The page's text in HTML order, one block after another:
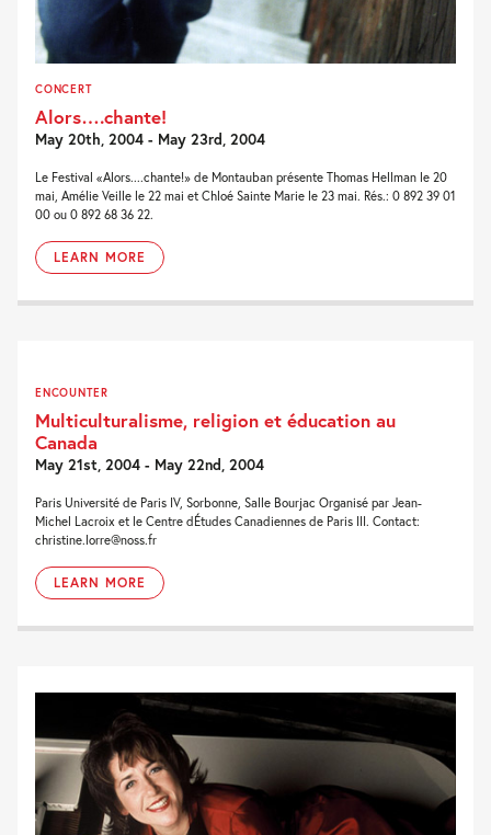
CONCERT
Alors….chante!
May 20th, 2004 - May 23rd, 2004
Le Festival «Alors....chante!» de Montauban présente Thomas Hellman le 20
mai, Amélie Veille le 22 mai et Chloé Sainte Marie le 23 mai. Rés.: 0 892 39 01
00 ou 0 892 68 36 22.
LEARN MORE
ENCOUNTER
Multiculturalisme, religion et éducation au
Canada
May 21st, 2004 - May 22nd, 2004
Paris Université de Paris IV, Sorbonne, Salle Bourjac Organisé par Jean-
Michel Lacroix et le Centre dÉtudes Canadiennes de Paris III. Contact:
christine.lorre@noss.fr
LEARN MORE